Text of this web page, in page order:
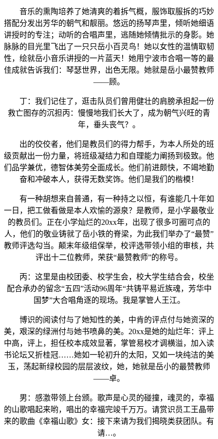
音乐的熏陶培养了她清爽的着拆气概，服饰取服拆的巧妙
搭配分发出芳华的朝气和靓丽。悠远的扬琴声里，倾听她细语
讲授时的专注；动听的合唱声里，逃随她倾情批示的身影。她
脉脉的目光里飞出了一只只岳小百灵鸟！她以女性的温情取韧
性，绘就岳小音乐讲授的一片蓝天！她用宁波市合唱一等的最
佳成就告诉我们：琴瑟世界，出色无限。她就是岳小最赞教师
——顾。
丁：我们记住了，逛击队员们曾用健壮的肩膀承担起一份
救亡图存的沉担丙：慢慢地我们长大了，成为朝气兴旺的青
年，垂头丧气？。
出的佼佼者，他们是教员们的得力帮手，为本人所处的班
级贡献出一份力量，将班级凝结力和自理能力阐扬到极致。他
们品学兼优，德智体美劳全面成长。他们前进颇快，不竭地勤
奋和冲破本人，获得无数奖饰。他们是我们的楷模！
有一种胡想来自普通，有一种持之以恒，有谁能几十年如
一日，把工做看做是本人欢愉的源泉？是教师，是小学最敬业
的教员们。正在小学灿烂的20xx年，出现了很多可圈可点的
人，他们的敬业铸就了岳小铁的脊梁，为此我们举办了“最赞”
教师评选勾当。颠末年级组保举，校评选带领小组的审核，共
评出十二位教师，荣获“最赞教师”的称号。
丙：这里是由校团委、校学生会，校大学生结合会，校坐
配合承办的留念“五四”活动96周年“共铸平易近族魂，芳华中
国梦”大合唱角逐的现场。我是掌管人王江。
博识的阅读付与了她知性的美，中肯的评点付与她资深的
美，艰深的绿洲付与她书喷鼻的美。20xx是她的灿烂年：评上
中高，评上，担任校本成效显著，掌管易校才调横溢，加入读
书论坛又折桂冠……她如一轮初升的太阳，又如一块纯洁的美
玉，荡起新绿校园的层层波纹，她，她就是岳小的最赞教师
——卓。
男：感激带领上台颁。歌声是心灵的碰撞，魂灵的，幸福
的山歌唱起来哟，唱出的幸福完竣千万万。请赏识员工王晶带
来的歌曲《幸福山歌》女：接下来请为我们揭晓类获团队。有
请…。